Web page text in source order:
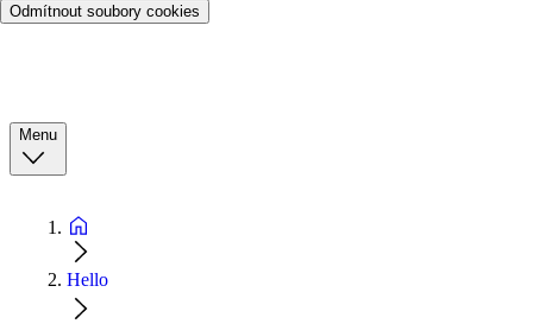
Odmítnout soubory cookies
Menu
Hello